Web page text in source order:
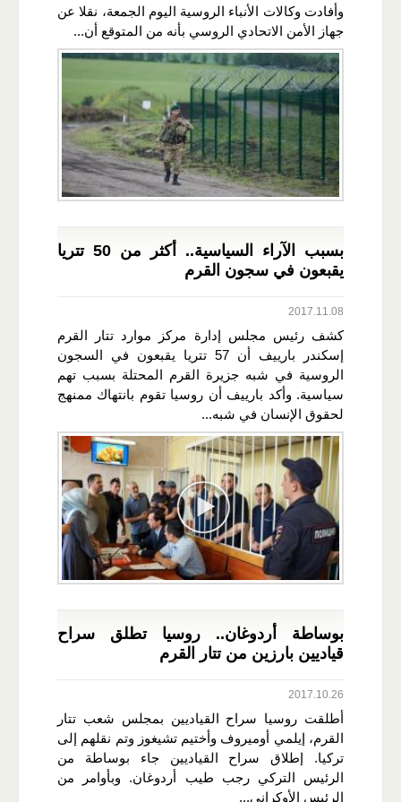
وأفادت وكالات الأنباء الروسية اليوم الجمعة، نقلا عن
جهاز الأمن الاتحادي الروسي بأنه من المتوقع أن...
بسبب الآراء السياسية.. أكثر من 50 تتريا
يقبعون في سجون القرم
2017.11.08
كشف رئيس مجلس إدارة مركز موارد تتار القرم
إسكندر بارييف أن 57 تتريا يقبعون في السجون
الروسية في شبه جزيرة القرم المحتلة بسبب تهم
سياسية. وأكد بارييف أن روسيا تقوم بانتهاك ممنهج
لحقوق الإنسان في شبه...
بوساطة أردوغان.. روسيا تطلق سراح
قياديين بارزين من تتار القرم
2017.10.26
أطلقت روسيا سراح القياديين بمجلس شعب تتار
القرم، إيلمي أوميروف وأختيم تشيغوز وتم نقلهم إلى
تركيا. إطلاق سراح القياديين جاء بوساطة من
الرئيس التركي رجب طيب أردوغان. وبأوامر من
الرئيس الأوكراني...